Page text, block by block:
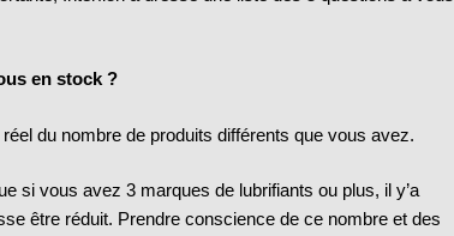
en stock ?
du nombre de produits différents que vous avez.
si vous avez 3 marques de lubrifiants ou plus, il y’a
être réduit. Prendre conscience de ce nombre et des